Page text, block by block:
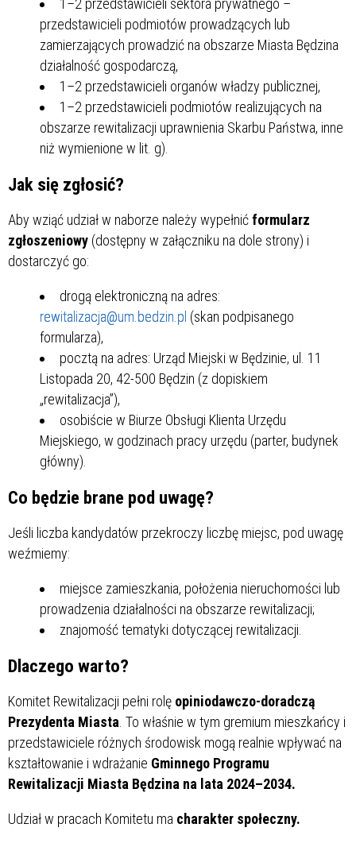
przedstawicieli podmiotów prowadzących lub
zamierzających prowadzić na obszarze Miasta Będzina
działalność gospodarczą,
1–2 przedstawicieli organów władzy publicznej,
1–2 przedstawicieli podmiotów realizujących na
obszarze rewitalizacji uprawnienia Skarbu Państwa, inne
niż wymienione w lit. g).
Jak się zgłosić?
Aby wziąć udział w naborze należy wypełnićformularz
zgłoszeniowy (dostępny w załączniku na dole strony) i
dostarczyć go:
drogą elektroniczną na adres:
rewitalizacja@um.bedzin.pl (skan podpisanego
formularza),
pocztą na adres: Urząd Miejski w Będzinie, ul. 11
Listopada 20, 42-500 Będzin (z dopiskiem
„rewitalizacja”),
osobiście w Biurze Obsługi Klienta Urzędu
Miejskiego, w godzinach pracy urzędu (parter, budynek
główny).
Co będzie brane pod uwagę?
Jeśli liczba kandydatów przekroczy liczbę miejsc, pod uwagę
weźmiemy:
miejsce zamieszkania, położenia nieruchomości lub
prowadzenia działalności na obszarze rewitalizacji;
znajomość tematyki dotyczącej rewitalizacji.
Dlaczego warto?
Komitet Rewitalizacji pełni rolę opiniodawczo-doradczą
Prezydenta Miasta . To właśnie w tym gremium mieszkańcy i
przedstawiciele różnych środowisk mogą realnie wpływać na
kształtowanie i wdrażanie Gminnego Programu
Rewitalizacji Miasta Będzina na lata 2024–2034.
Udział w pracach Komitetu ma charakter społeczny.